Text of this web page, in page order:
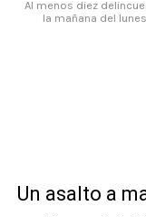
Al menos diez
la mañana del
Un asalto a